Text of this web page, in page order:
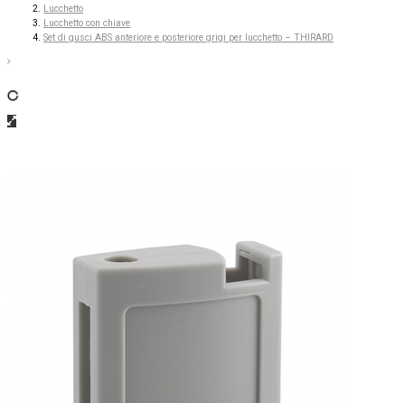
Lucchetto
Lucchetto con chiave
Set di gusci ABS anteriore e posteriore grigi per lucchetto – THIRARD